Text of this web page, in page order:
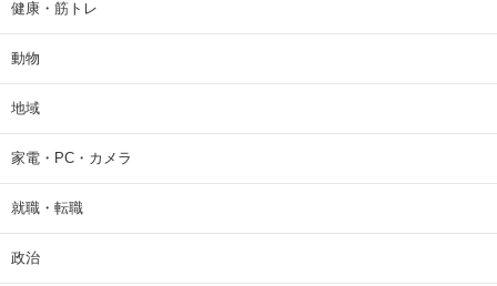
健康・筋トレ
動物
地域
家電・PC・カメラ
就職・転職
政治